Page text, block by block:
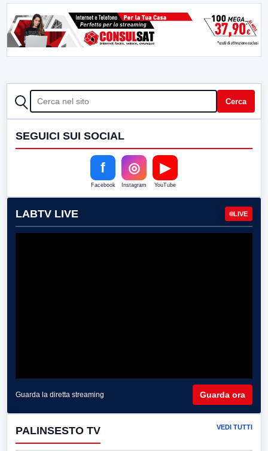
CERCA Cerca
SEGUICI SUI SOCIAL
f
Facebook
◎
Instagram
▶
YouTube
LABTV LIVE LIVE
Guarda la diretta streaming Guarda ora
PALINSESTO TV VEDI TUTTI